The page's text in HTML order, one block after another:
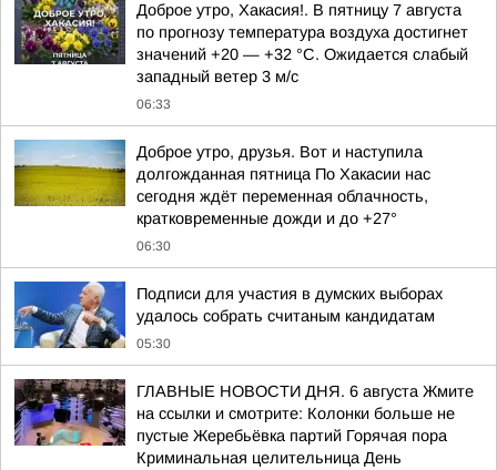
Доброе утро, Хакасия!. В пятницу 7 августа
по прогнозу температура воздуха достигнет
значений +20 — +32 °С. Ожидается слабый
западный ветер 3 м/с
06:33
Доброе утро, друзья. Вот и наступила
долгожданная пятница По Хакасии нас
сегодня ждёт переменная облачность,
кратковременные дожди и до +27°
06:30
Подписи для участия в думских выборах
удалось собрать считаным кандидатам
05:30
ГЛАВНЫЕ НОВОСТИ ДНЯ. 6 августа Жмите
на ссылки и смотрите: Колонки больше не
пустые Жеребьёвка партий Горячая пора
Криминальная целительница День